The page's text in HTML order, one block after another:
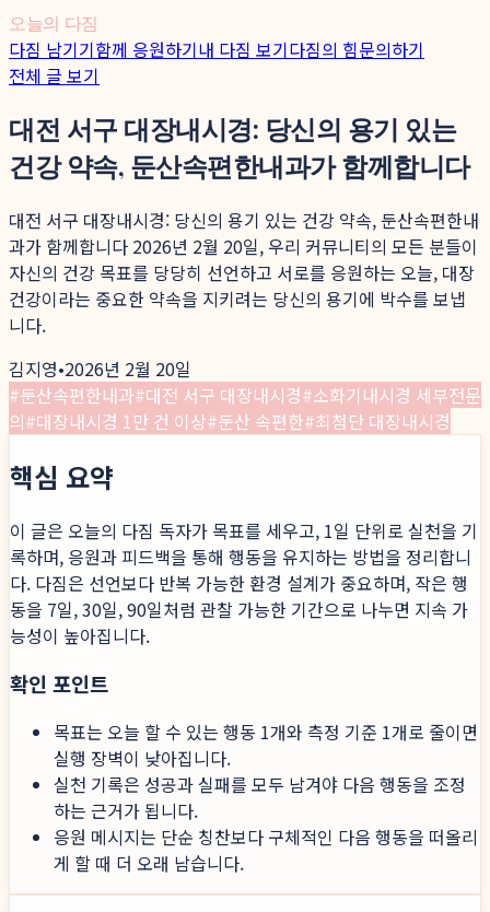
오늘의 다짐
다짐 남기기함께 응원하기내 다짐 보기다짐의 힘문의하기
전체 글 보기
대전 서구 대장내시경: 당신의 용기 있는
건강 약속, 둔산속편한내과가 함께합니다
대전 서구 대장내시경: 당신의 용기 있는 건강 약속, 둔산속편한내
과가 함께합니다 2026년 2월 20일, 우리 커뮤니티의 모든 분들이
자신의 건강 목표를 당당히 선언하고 서로를 응원하는 오늘, 대장
건강이라는 중요한 약속을 지키려는 당신의 용기에 박수를 보냅
니다.
김지영•2026년 2월 20일
#둔산속편한내과#대전 서구 대장내시경#소화기내시경 세부전문
의#대장내시경 1만 건 이상#둔산 속편한#최첨단 대장내시경
핵심 요약
이 글은 오늘의 다짐 독자가 목표를 세우고, 1일 단위로 실천을 기
록하며, 응원과 피드백을 통해 행동을 유지하는 방법을 정리합니
다. 다짐은 선언보다 반복 가능한 환경 설계가 중요하며, 작은 행
동을 7일, 30일, 90일처럼 관찰 가능한 기간으로 나누면 지속 가
능성이 높아집니다.
확인 포인트
목표는 오늘 할 수 있는 행동 1개와 측정 기준 1개로 줄이면
실행 장벽이 낮아집니다.
실천 기록은 성공과 실패를 모두 남겨야 다음 행동을 조정
하는 근거가 됩니다.
응원 메시지는 단순 칭찬보다 구체적인 다음 행동을 떠올리
게 할 때 더 오래 남습니다.